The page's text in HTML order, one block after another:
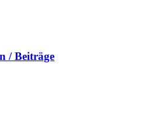
/ Beiträge